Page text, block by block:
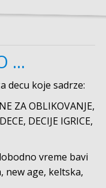
...
decu koje sadrze:
ZA OBLIKOVANJE,
DECIJE IGRICE,
vreme bavi
new age, keltska,